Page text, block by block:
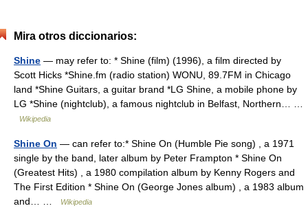
Mira otros diccionarios:
Shine — may refer to: * Shine (film) (1996), a film directed by
Scott Hicks *Shine.fm (radio station) WONU, 89.7FM in Chicago
land *Shine Guitars, a guitar brand *LG Shine, a mobile phone by
LG *Shine (nightclub), a famous nightclub in Belfast, Northern… …
Wikipedia
Shine On — can refer to:* Shine On (Humble Pie song) , a 1971
single by the band, later album by Peter Frampton * Shine On
(Greatest Hits) , a 1980 compilation album by Kenny Rogers and
The First Edition * Shine On (George Jones album) , a 1983 album
and… …
Wikipedia